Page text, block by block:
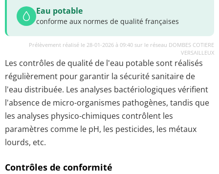
Eau potable
conforme aux normes de qualité françaises
Prélèvement réalisé le 28-01-2026 à 09:40 sur le réseau DOMBES COTIERE
VERSAILLEUX
Les contrôles de qualité de l'eau potable sont réalisés
régulièrement pour garantir la sécurité sanitaire de
l'eau distribuée. Les analyses bactériologiques vérifient
l'absence de micro-organismes pathogènes, tandis que
les analyses physico-chimiques contrôlent les
paramètres comme le pH, les pesticides, les métaux
lourds, etc.
Contrôles de conformité